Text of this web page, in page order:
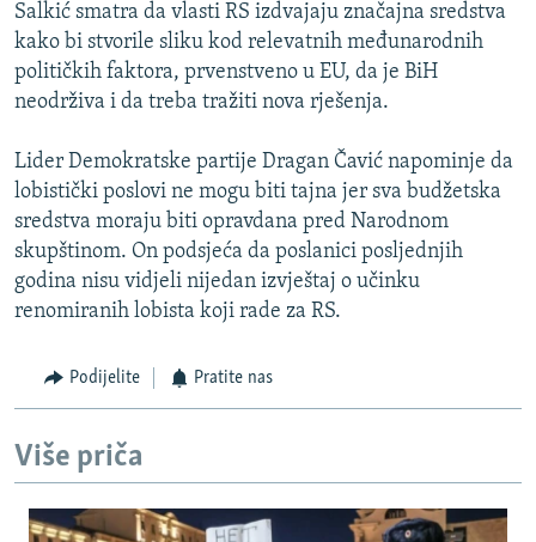
Salkić smatra da vlasti RS izdvajaju značajna sredstva
kako bi stvorile sliku kod relevatnih međunarodnih
političkih faktora, prvenstveno u EU, da je BiH
neodrživa i da treba tražiti nova rješenja.
Lider Demokratske partije Dragan Čavić napominje da
lobistički poslovi ne mogu biti tajna jer sva budžetska
sredstva moraju biti opravdana pred Narodnom
skupštinom. On podsjeća da poslanici posljednjih
godina nisu vidjeli nijedan izvještaj o učinku
renomiranih lobista koji rade za RS.
Podijelite Pratite nas
Više priča